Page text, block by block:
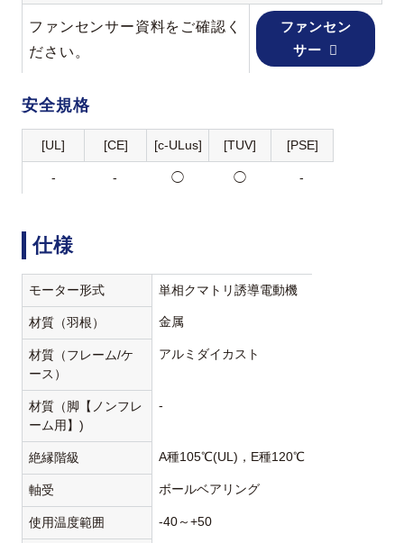
ファンセンサー資料をご確認く
ださい。
ファンセン
サー
安全規格
[UL] [CE] [c-ULus] [TUV] [PSE]
- - ◯ ◯ -
仕様
モーター形式 単相クマトリ誘導電動機
材質（羽根） 金属
材質（フレーム/ケ
ース）
アルミダイカスト
材質（脚【ノンフレ
ーム用】)
-
絶縁階級 A種105℃(UL)，E種120℃
軸受 ボールベアリング
使用温度範囲 -40～+50